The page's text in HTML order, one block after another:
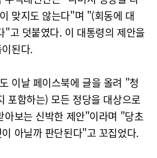
맞지도 않는다"며 "(회동에 대
"고 덧붙였다. 이 대통령의 제안을
된다.
이날 페이스북에 글을 올려 "청
포함하는) 모든 정당을 대상으로
아보는 신박한 제안"이라며 "당초
아닐까 판단된다"고 꼬집었다.